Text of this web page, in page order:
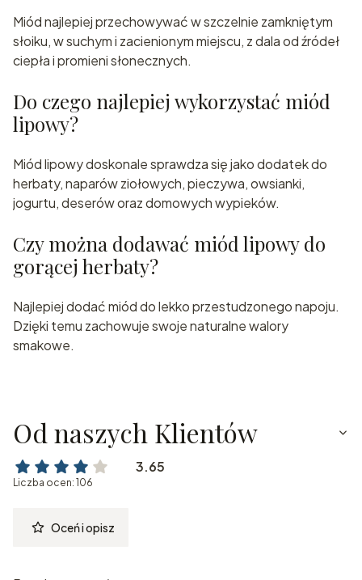
Miód najlepiej przechowywać w szczelnie zamkniętym
słoiku, w suchym i zacienionym miejscu, z dala od źródeł
ciepła i promieni słonecznych.
Do czego najlepiej wykorzystać miód
lipowy?
Miód lipowy doskonale sprawdza się jako dodatek do
herbaty, naparów ziołowych, pieczywa, owsianki,
jogurtu, deserów oraz domowych wypieków.
Czy można dodawać miód lipowy do
gorącej herbaty?
Najlepiej dodać miód do lekko przestudzonego napoju.
Dzięki temu zachowuje swoje naturalne walory
smakowe.
Od naszych Klientów
3.65
Liczba ocen: 106
Oceń i opisz